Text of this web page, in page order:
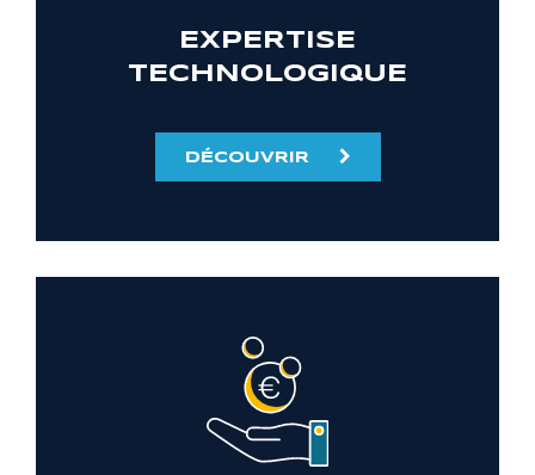
EXPERTISE
TECHNOLOGIQUE
DÉCOUVRIR